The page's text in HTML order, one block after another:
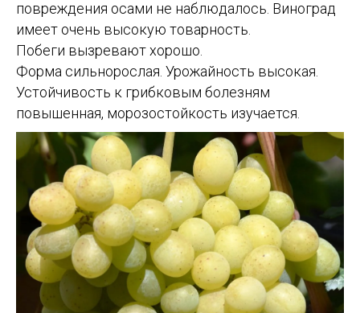
повреждения осами не наблюдалось. Виноград
имеет очень высокую товарность.
Побеги вызревают хорошо.
Форма сильнорослая. Урожайность высокая.
Устойчивость к грибковым болезням
повышенная, морозостойкость изучается.